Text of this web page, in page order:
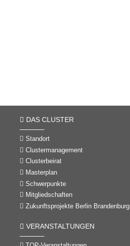
DAS CLUSTER
Standort
Clustermanagement
Clusterbeirat
Masterplan
Schwerpunkte
Mitgliedschaften
Zukunftsprojekte Berlin Brandenburg
VERANSTALTUNGEN